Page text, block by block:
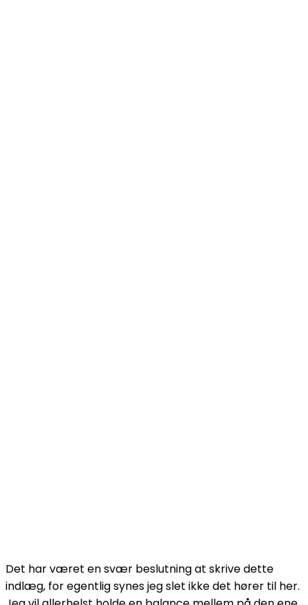
Det har været en svær beslutning at skrive dette
indlæg, for egentlig synes jeg slet ikke det hører til her.